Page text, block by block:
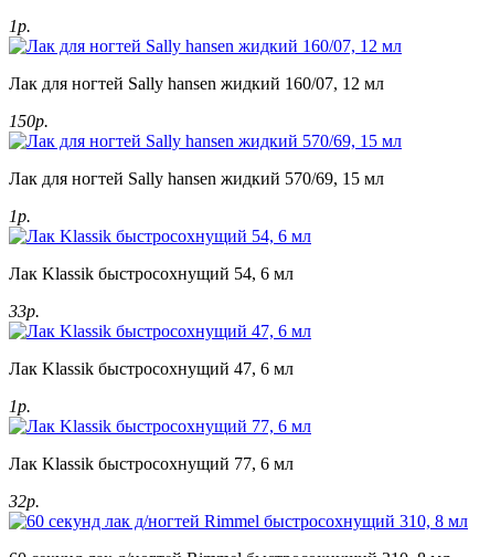
1р.
Лак для ногтей Sally hansen жидкий 160/07, 12 мл
150р.
Лак для ногтей Sally hansen жидкий 570/69, 15 мл
1р.
Лак Klassik быстросохнущий 54, 6 мл
33р.
Лак Klassik быстросохнущий 47, 6 мл
1р.
Лак Klassik быстросохнущий 77, 6 мл
32р.